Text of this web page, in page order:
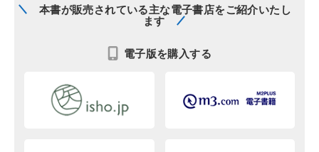
本書が販売されている主な電子書店をご紹介いたし
ます
電子版を購入する